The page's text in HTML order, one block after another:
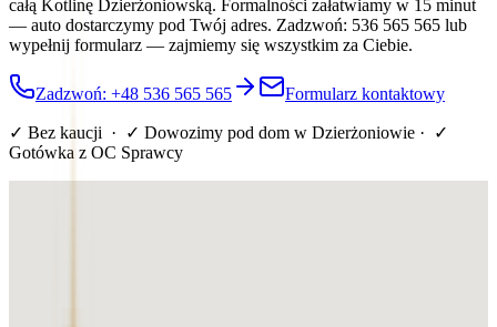
całą Kotlinę Dzierżoniowską. Formalności załatwiamy w 15 minut
— auto dostarczymy pod Twój adres. Zadzwoń: 536 565 565 lub
wypełnij formularz — zajmiemy się wszystkim za Ciebie.
Zadzwoń: +48 536 565 565 Formularz kontaktowy
✓ Bez kaucji · ✓ Dowozimy pod dom w Dzierżoniowie · ✓
Gotówka z OC Sprawcy